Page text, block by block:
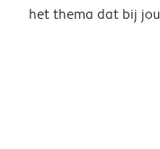
het thema dat bij